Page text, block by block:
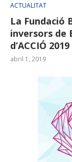
ACTUALITAT
La Fundació
inversors de
d’ACCIÓ
abril 1, 2019